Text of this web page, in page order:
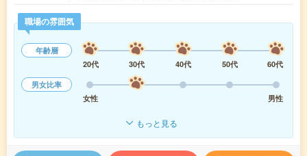
職場の雰囲気
年齢層
20代
30代 40代 50代
60代
男女比率
女性
男性
もっと見る